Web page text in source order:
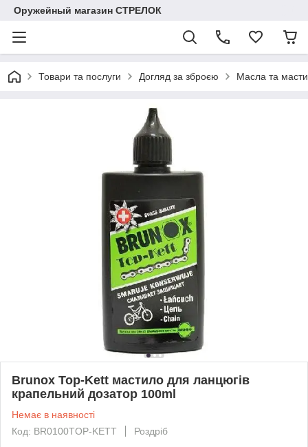
Оружейный магазин СТРЕЛОК
Товари та послуги Догляд за зброєю Масла та
Brunox Top-Kett мастило для ланцюгів
крапельний дозатор 100ml
Немає в наявності
Код: BR0100TOP-KETT
Роздріб